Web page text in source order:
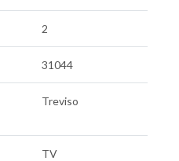
2
31044
Treviso
TV